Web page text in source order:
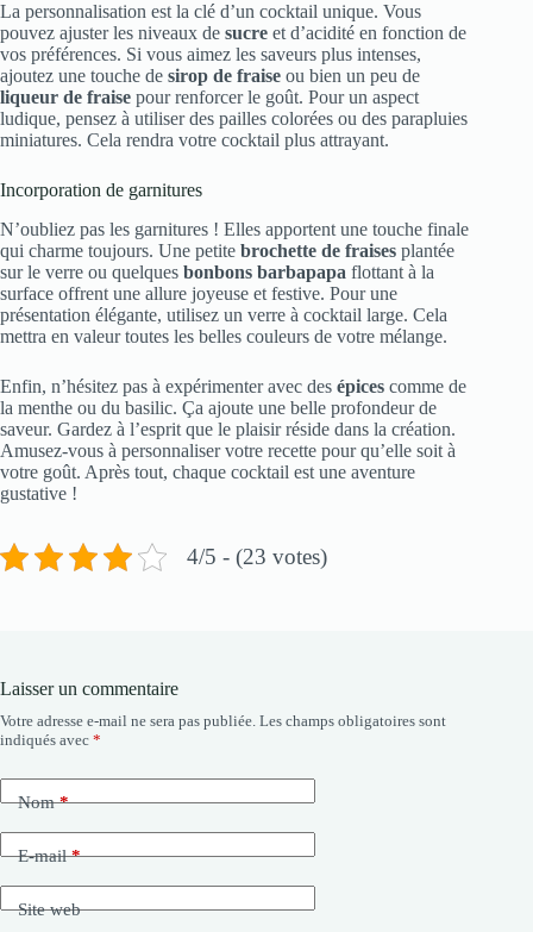
La personnalisation est la clé d’un cocktail unique. Vous
pouvez ajuster les niveaux de sucre et d’acidité en fonction de
vos préférences. Si vous aimez les saveurs plus intenses,
ajoutez une touche de sirop de fraise ou bien un peu de
liqueur de fraise pour renforcer le goût. Pour un aspect
ludique, pensez à utiliser des pailles colorées ou des parapluies
miniatures. Cela rendra votre cocktail plus attrayant.
Incorporation de garnitures
N’oubliez pas les garnitures ! Elles apportent une touche finale
qui charme toujours. Une petite brochette de fraises plantée
sur le verre ou quelques bonbons barbapapa flottant à la
surface offrent une allure joyeuse et festive. Pour une
présentation élégante, utilisez un verre à cocktail large. Cela
mettra en valeur toutes les belles couleurs de votre mélange.
Enfin, n’hésitez pas à expérimenter avec des épices comme de
la menthe ou du basilic. Ça ajoute une belle profondeur de
saveur. Gardez à l’esprit que le plaisir réside dans la création.
Amusez-vous à personnaliser votre recette pour qu’elle soit à
votre goût. Après tout, chaque cocktail est une aventure
gustative !
4/5 - (23 votes)
Laisser un commentaire
Votre adresse e-mail ne sera pas publiée. Les champs obligatoires sont
indiqués avec *
Nom*
E-mail*
Site web